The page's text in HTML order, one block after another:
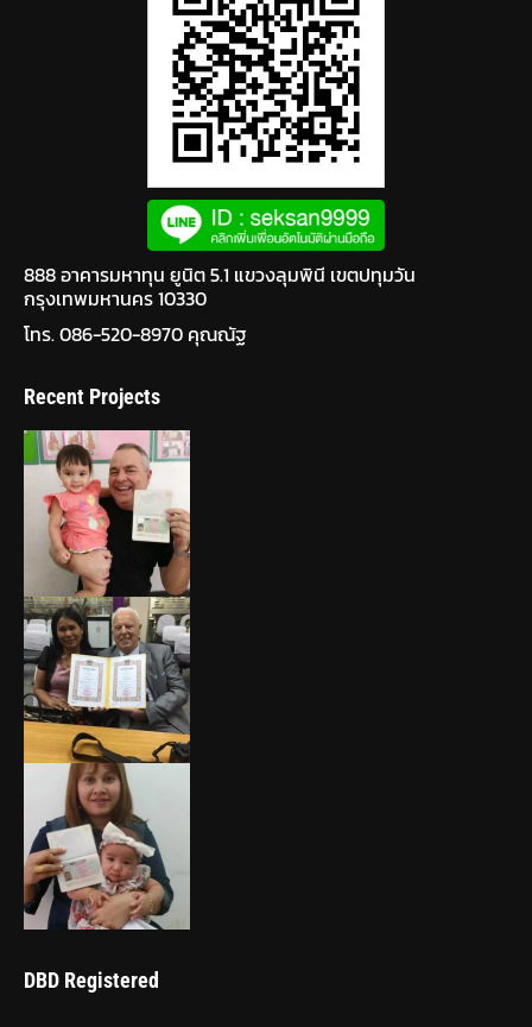
888 อาคารมหาทุน ยูนิต 5.1 แขวงลุมพินี เขตปทุมวัน
กรุงเทพมหานคร 10330
โทร. 086-520-8970 คุณณัฐ
Recent Projects
DBD Registered